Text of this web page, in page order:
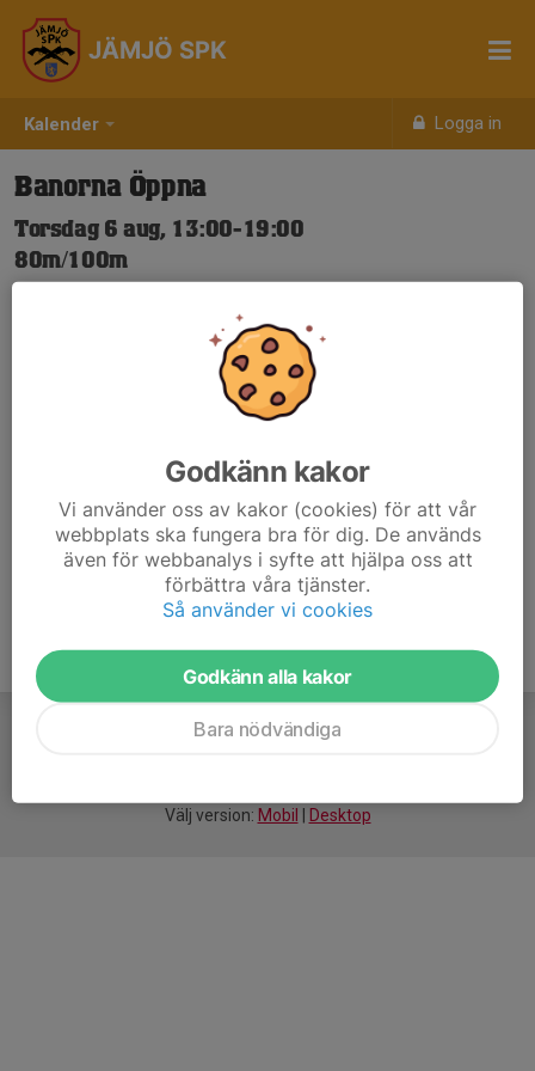
Kalender Logga in
JÄMJÖ SPK
Banorna Öppna
Torsdag 6 aug, 13:00-19:00
80m/100m
Nya Skjuttider-igen.pdf
Välj version: Mobil Desktop
Godkänn kakor
Vi använder oss av kakor (cookies) för att vår
webbplats ska fungera bra för dig. De används
även för webbanalys i syfte att hjälpa oss att
förbättra våra tjänster.
Så använder vi cookies
Godkänn alla kakor
Bara nödvändiga